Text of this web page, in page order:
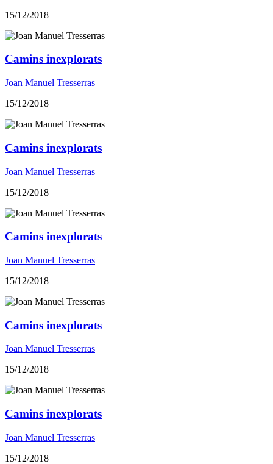
15/12/2018
Camins inexplorats
Joan Manuel Tresserras
15/12/2018
Camins inexplorats
Joan Manuel Tresserras
15/12/2018
Camins inexplorats
Joan Manuel Tresserras
15/12/2018
Camins inexplorats
Joan Manuel Tresserras
15/12/2018
Camins inexplorats
Joan Manuel Tresserras
15/12/2018